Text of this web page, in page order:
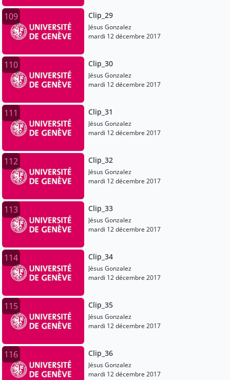
109 Clip_29
Jésus Gonzalez
mardi 12 décembre 2017
110 Clip_30
Jésus Gonzalez
mardi 12 décembre 2017
111 Clip_31
Jésus Gonzalez
mardi 12 décembre 2017
112 Clip_32
Jésus Gonzalez
mardi 12 décembre 2017
113 Clip_33
Jésus Gonzalez
mardi 12 décembre 2017
114 Clip_34
Jésus Gonzalez
mardi 12 décembre 2017
115 Clip_35
Jésus Gonzalez
mardi 12 décembre 2017
116 Clip_36
Jésus Gonzalez
mardi 12 décembre 2017